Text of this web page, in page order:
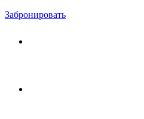
Забронировать